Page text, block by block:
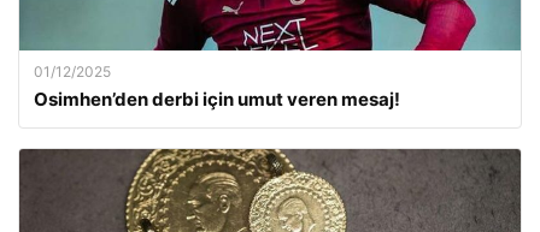
01/12/2025
Osimhen’den derbi için umut veren mesaj!